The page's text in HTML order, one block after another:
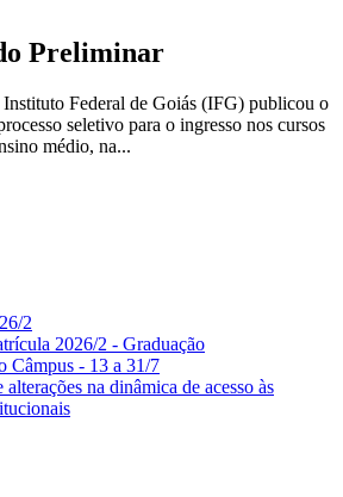
Preliminar
Federal de Goiás (IFG) publicou o
seletivo para o ingresso nos cursos
médio, na...
2
2026/2 - Graduação
Câmpus - 13 a 31/7
na dinâmica de acesso às